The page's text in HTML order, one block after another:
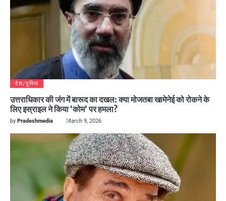
देश/दुनिया
उत्तराधिकार की जंग में बारूद का दखल: क्या मोजतबा खामेनेई को रोकने के
लिए इस्राइल ने किया ‘कोम’ पर हमला?
by Pradeshmedia March 9, 2026